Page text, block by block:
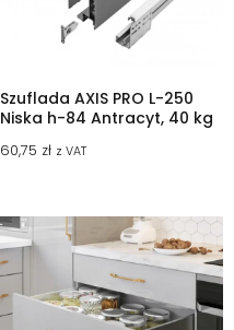
Szuflada AXIS PRO L-250
Niska h-84 Antracyt, 40 kg
60,75 zł z VAT